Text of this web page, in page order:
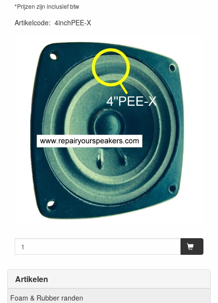
Artikelen
Foam & Rubber randen
*Prijzen zijn inclusief btw
Artikelcode: 4inchPEE-X